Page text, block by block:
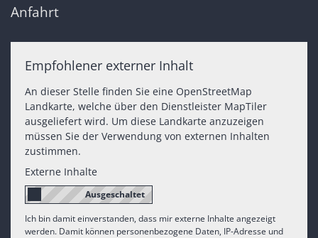
Anfahrt
Empfohlener externer Inhalt
An dieser Stelle finden Sie eine OpenStreetMap
Landkarte, welche über den Dienstleister MapTiler
ausgeliefert wird. Um diese Landkarte anzuzeigen
müssen Sie der Verwendung von externen Inhalten
zustimmen.
Externe Inhalte
Ich bin damit einverstanden, dass mir externe Inhalte angezeigt
werden. Damit können personenbezogene Daten, IP-Adresse und